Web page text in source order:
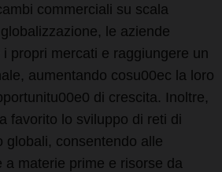
commerciali su scala
le aziende
propri mercati e raggiungere un
aumentando cosu00ec la loro
di crescita. Inoltre,
favorito lo sviluppo di reti di
globali, consentendo alle
a materie prime e risorse da